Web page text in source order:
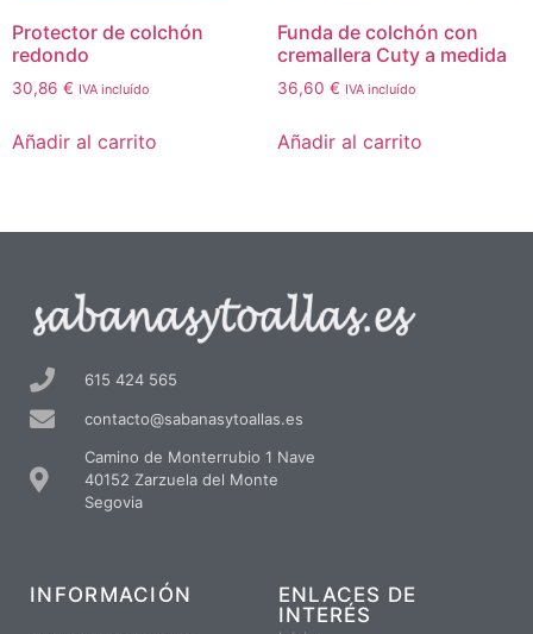
Protector de colchón
redondo
30,86 € IVA incluído
Añadir al carrito
Funda de colchón con
cremallera Cuty a medida
36,60 € IVA incluído
Añadir al carrito
615 424 565
contacto@sabanasytoallas.es
Camino de Monterrubio 1 Nave
40152 Zarzuela del Monte
Segovia
INFORMACIÓN
ENLACES DE
INTERÉS